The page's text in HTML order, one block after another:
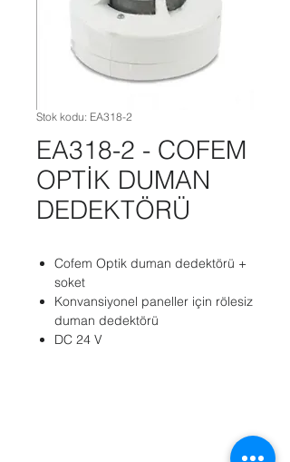
Stok kodu: EA318-2
EA318-2 - COFEM
OPTİK DUMAN
DEDEKTÖRÜ
Cofem Optik duman dedektörü +
soket
Konvansiyonel paneller için rölesiz
duman dedektörü
DC 24 V